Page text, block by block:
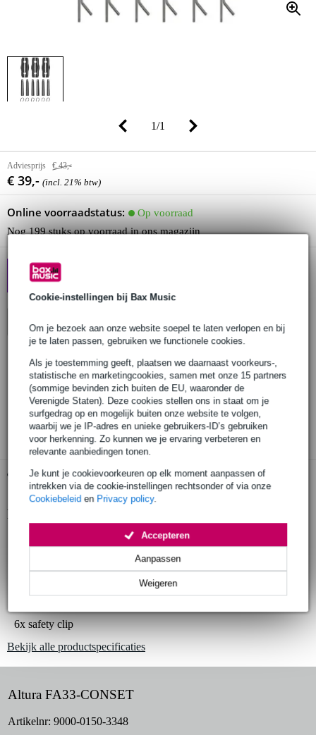
Cookie-instellingen bij Bax Music
Om je bezoek aan onze website soepel te laten verlopen en bij
je te laten passen, gebruiken we functionele cookies.
Als je toestemming geeft, plaatsen we daarnaast voorkeurs-,
statistische en marketingcookies, samen met onze 15 partners
(sommige bevinden zich buiten de EU, waaronder de
Verenigde Staten). Deze cookies stellen ons in staat om je
surfgedrag op en mogelijk buiten onze website te volgen,
waarbij we je IP-adres en unieke gebruikers-ID’s gebruiken
voor herkenning. Zo kunnen we je ervaring verbeteren en
relevante aanbiedingen tonen.
Je kunt je cookievoorkeuren op elk moment aanpassen of
intrekken via de cookie-instellingen rechtsonder of via onze
Cookiebeleid en Privacy policy.
Weigeren
Aanpassen
Accepteren
1/1
Adviesprijs € 43,-
€ 39,- (incl. 21% btw)
Online voorraadstatus:
Op voorraad
Nog 199 stuks op voorraad in ons magazijn
[NIEUW] ALTURA: Pro
Truss, Scherp Geprijsd
In winkelwagen
Bestel voor 23:00 = maandag in huis
30 dagen 'niet goed geld terug' garantie
3 jaar Bax Music garantie
Gratis ophalen in de winkel
Productinformatie
geproduceerd in Europa volgens strenge eisen
gefabriceerd door een fabrikant met meer dan 20 jaar ervaring
6x safety clip
Bekijk alle productspecificaties
Altura FA33-CONSET
Artikelnr: 9000-0150-3348